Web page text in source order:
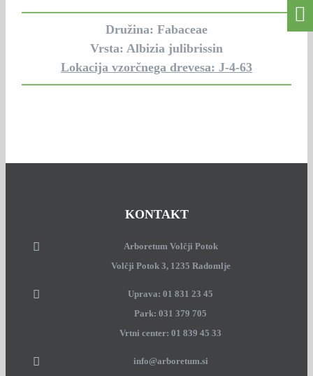
Družina: Fabaceae
Vrsta: Albizia julibrissin
Lokacija vzorčnega drevesa: J-4-63
KONTAKT
Arboretum Volčji Potok
Volčji Potok 3, 1235 Radomlje
Uprava: 01 831 23 45
Park: 031 379 705
Vrtni center: 01 839 45 33
info@arboretum.si